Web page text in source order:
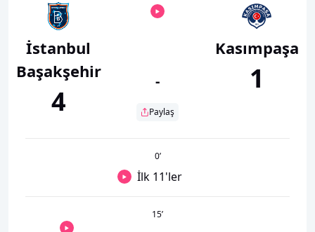
İstanbul
Başakşehir
4
-
Paylaş
Kasımpaşa
1
0’
İlk 11'ler
15’